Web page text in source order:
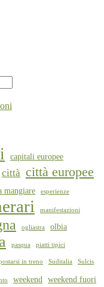
capitali europee
città città europee
mangiare esperienze
manifestazioni
ogliastra olbia
pasqua piatti tipici
in treno Suditalia Sulcis
weekend weekend fuori